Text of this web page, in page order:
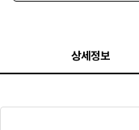
상세정보